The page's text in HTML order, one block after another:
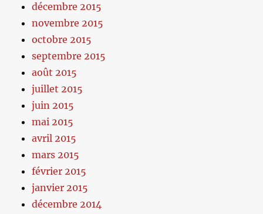
décembre 2015
novembre 2015
octobre 2015
septembre 2015
août 2015
juillet 2015
juin 2015
mai 2015
avril 2015
mars 2015
février 2015
janvier 2015
décembre 2014